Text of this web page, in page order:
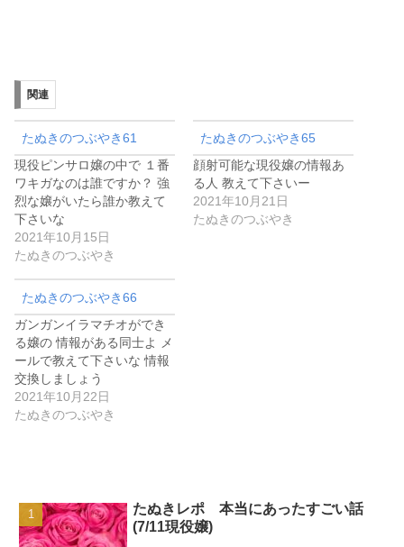
関連
たぬきのつぶやき61
現役ピンサロ嬢の中で １番
ワキガなのは誰ですか？ 強
烈な嬢がいたら誰か教えて
下さいな
2021年10月15日
たぬきのつぶやき
たぬきのつぶやき65
顔射可能な現役嬢の情報あ
る人 教えて下さいー
2021年10月21日
たぬきのつぶやき
たぬきのつぶやき66
ガンガンイラマチオができ
る嬢の 情報がある同士よ メ
ールで教えて下さいな 情報
交換しましょう
2021年10月22日
たぬきのつぶやき
たぬきレポ 本当にあったすごい話
(7/11現役嬢)